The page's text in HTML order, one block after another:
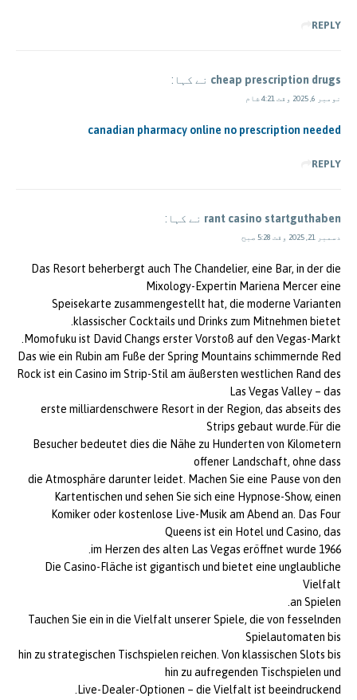
REPLY
cheap prescription drugs نے کہا:
نومبر 6, 2025 وقت 4:21 شام
canadian pharmacy online no prescription needed
REPLY
rant casino startguthaben نے کہا:
دسمبر 21, 2025 وقت 5:28 صبح
Das Resort beherbergt auch The Chandelier, eine Bar, in der die
Mixology-Expertin Mariena Mercer eine
Speisekarte zusammengestellt hat, die moderne Varianten
klassischer Cocktails und Drinks zum Mitnehmen bietet.
Momofuku ist David Changs erster Vorstoß auf den Vegas-Markt.
Das wie ein Rubin am Fuße der Spring Mountains schimmernde Red
Rock ist ein Casino im Strip-Stil am äußersten westlichen Rand des
Las Vegas Valley – das
erste milliardenschwere Resort in der Region, das abseits des
Strips gebaut wurde.Für die
Besucher bedeutet dies die Nähe zu Hunderten von Kilometern
offener Landschaft, ohne dass
die Atmosphäre darunter leidet. Machen Sie eine Pause von den
Kartentischen und sehen Sie sich eine Hypnose-Show, einen
Komiker oder kostenlose Live-Musik am Abend an. Das Four
Queens ist ein Hotel und Casino, das
1966 im Herzen des alten Las Vegas eröffnet wurde.
Die Casino-Fläche ist gigantisch und bietet eine unglaubliche
Vielfalt
an Spielen.
Tauchen Sie ein in die Vielfalt unserer Spiele, die von fesselnden
Spielautomaten bis
hin zu strategischen Tischspielen reichen. Von klassischen Slots bis
hin zu aufregenden Tischspielen und
Live-Dealer-Optionen – die Vielfalt ist beeindruckend.